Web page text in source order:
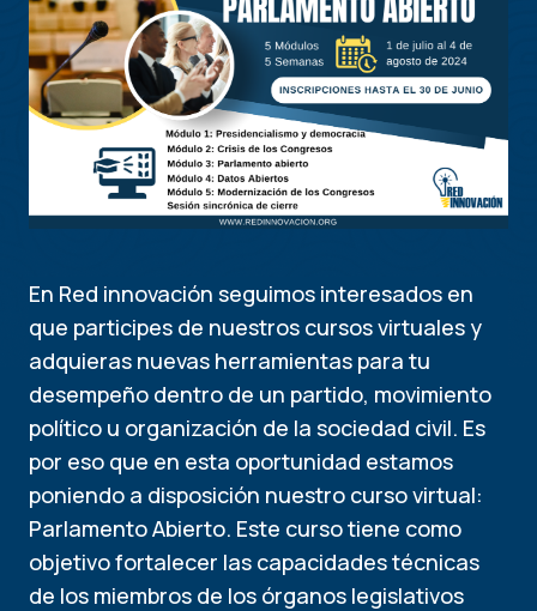
En Red innovación seguimos interesados en
que participes de nuestros cursos virtuales y
adquieras nuevas herramientas para tu
desempeño dentro de un partido, movimiento
político u organización de la sociedad civil. Es
por eso que en esta oportunidad estamos
poniendo a disposición nuestro curso virtual:
Parlamento Abierto. Este curso tiene como
objetivo fortalecer las capacidades técnicas
de los miembros de los órganos legislativos